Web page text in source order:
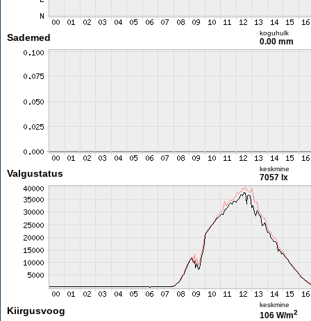
Sademed koguhulk
0.00 mm
Valgustatus keskmine
7057 lx
Kiirgusvoog
keskmine
106 W/m2